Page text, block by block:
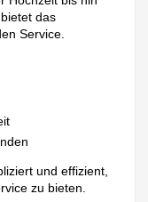
das
Service.
und effizient,
zu bieten.